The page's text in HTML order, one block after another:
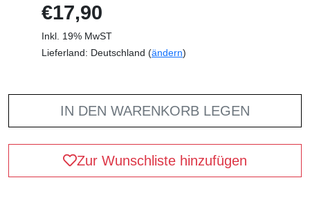
€17,90
Inkl. 19% MwST
Lieferland: Deutschland (ändern)
IN DEN WARENKORB LEGEN
Zur Wunschliste hinzufügen